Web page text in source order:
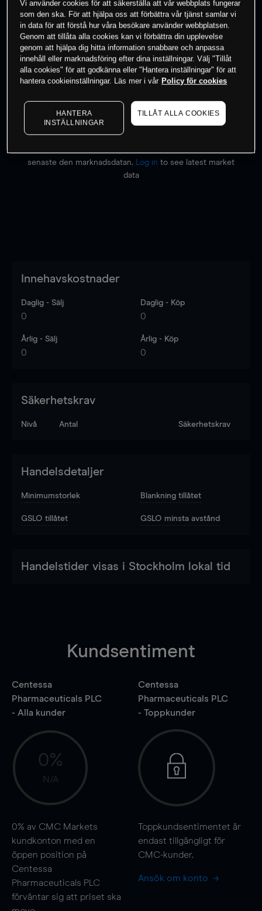
0% av kunderna har enposition i detta
instrument
Börja handla
senaste den marknadsdatan.
Log in to see latest market
data
Innehavskostnader
Daglig - Sälj
0
Daglig - Köp
0
Årlig - Sälj
0
Årlig - Köp
0
Säkerhetskrav
Nivå Antal Säkerhetskrav
Handelsdetaljer
Minimumstorlek Blankning tillåtet
GSLO tillåtet GSLO minsta avstånd
Handelstider visas i Stockholm lokal tid
Kundsentiment
Centessa
Pharmaceuticals PLC
- Alla kunder
0%
N/A
0% av CMC Markets
kundkonton med en
öppen position på
Centessa
Pharmaceuticals PLC
förväntar sig att priset ska
Centessa
Pharmaceuticals PLC
- Toppkunder
Toppkundsentimentet är
endast tillgängligt för
CMC-kunder.
Ansök om konto
Vi använder cookies för att säkerställa att vår webbplats fungerar
som den ska. För att hjälpa oss att förbättra vår tjänst samlar vi
in data för att förstå hur våra besökare använder webbplatsen.
Genom att tillåta alla cookies kan vi förbättra din upplevelse
genom att hjälpa dig hitta information snabbare och anpassa
innehåll eller marknadsföring efter dina inställningar. Välj "Tillåt
alla cookies" för att godkänna eller "Hantera inställningar" för att
hantera cookieinställningar. Läs mer i vår Policy för cookies
HANTERA
INSTÄLLNINGAR
TILLÅT ALLA COOKIES